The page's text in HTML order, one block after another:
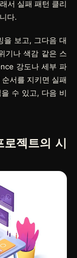
서 실패 패턴 클리
다.
을 보고, 그다음 대
기나 색감 같은 스
강도나 세부 파
서를 지키면 실패
수 있고, 다음 비
젝트의 시